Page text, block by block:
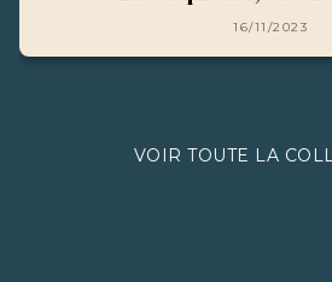
16/11/2023
VOIR TOUTE LA